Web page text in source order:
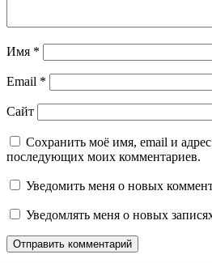
Имя *
Email *
Сайт
Сохранить моё имя, email и адрес
последующих моих комментариев.
Уведомить меня о новых
Уведомлять меня о новых